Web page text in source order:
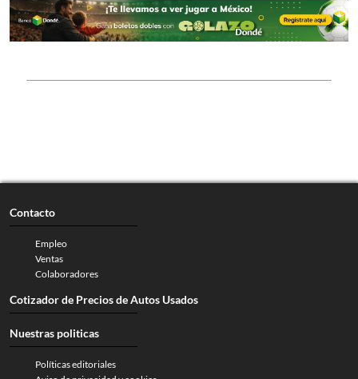
Contacto
Empleo
Ventas
Colaboradores
Cotizador de Precios de Autos Usados
Nuestras politicas
Políticas editoriales